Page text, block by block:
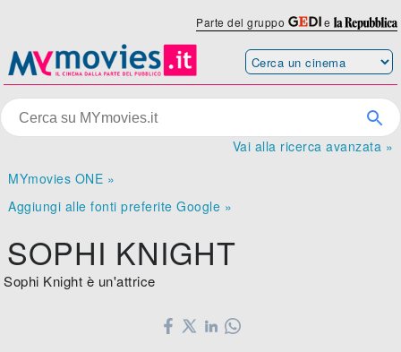
Parte del gruppo e
Vai alla ricerca avanzata »
MYmovies ONE »
Aggiungi alle fonti preferite Google »
SOPHI KNIGHT
Sophi Knight è un'attrice